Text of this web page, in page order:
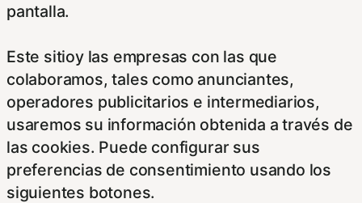
pantalla.
Este sitioy las empresas con las que
colaboramos, tales como anunciantes,
operadores publicitarios e intermediarios,
usaremos su información obtenida a través de
las cookies. Puede configurar sus
preferencias de consentimiento usando los
siguientes botones.